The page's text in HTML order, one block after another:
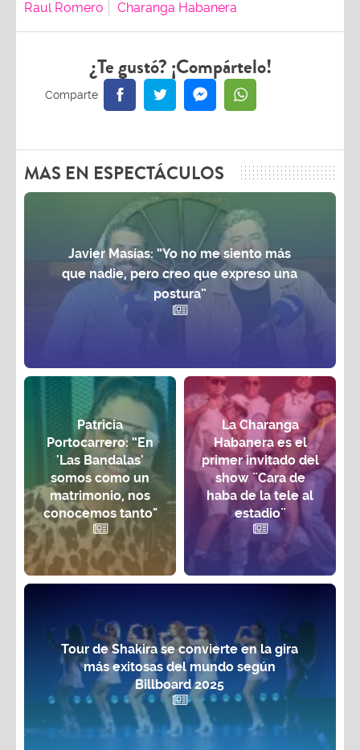
Raul Romero Charanga Habanera
¿Te gustó? ¡Compártelo!
MAS EN ESPECTÁCULOS
Javier Masías: “Yo no me siento más
que nadie, pero creo que expreso una
postura”
Patricia
Portocarrero: “En
'Las Bandalas'
somos como un
matrimonio, nos
conocemos tanto"
La Charanga
Habanera es el
primer invitado del
show ¨Cara de
haba de la tele al
estadio¨
Tour de Shakira se convierte en la gira
más exitosas del mundo según
Billboard 2025